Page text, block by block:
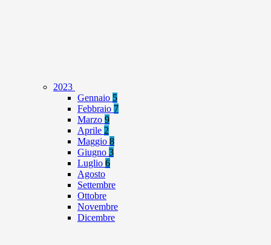
2023
Gennaio 5
Febbraio 7
Marzo 9
Aprile 2
Maggio 8
Giugno 3
Luglio 6
Agosto
Settembre
Ottobre
Novembre
Dicembre